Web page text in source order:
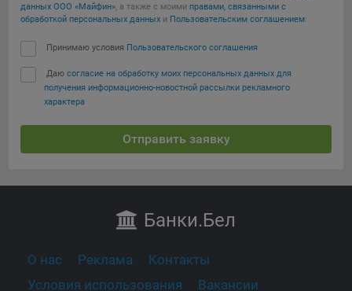
данных ООО «Майфин», а также с моими правами, связанными с
обработкой персональных данных и Пользовательским соглашением:
Принимаю условия Пользовательского соглашения
Даю согласие на обработку моих персональных данных для
получения информационно-новостной рассылки рекламного
характера
Отправить заявку
Банки.Бел
О нас Реклама
Контакты
Условия использования
Вакансии